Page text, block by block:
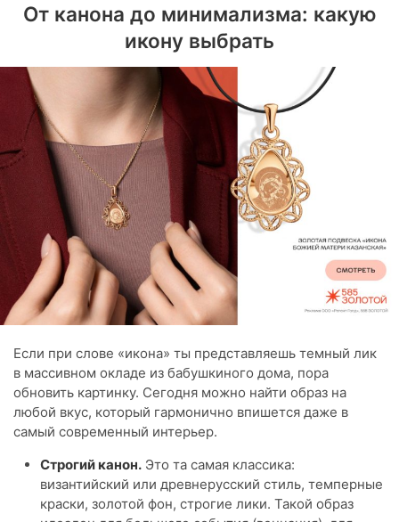
От канона до минимализма: какую
икону выбрать
Если при слове «икона» ты представляешь темный лик
в массивном окладе из бабушкиного дома, пора
обновить картинку. Сегодня можно найти образ на
любой вкус, который гармонично впишется даже в
самый современный интерьер.
Строгий канон. Это та самая классика:
византийский или древнерусский стиль, темперные
краски, золотой фон, строгие лики. Такой образ